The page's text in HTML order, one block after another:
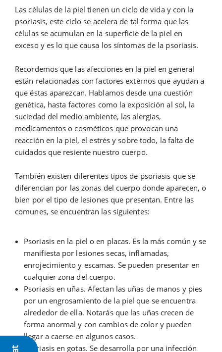
Las células de la piel tienen un ciclo de vida y con la
psoriasis, este ciclo se acelera de tal forma que las
células se acumulan en la superficie de la piel en
exceso y es lo que causa los síntomas de la psoriasis.
Recordemos que las afecciones en la piel en general
están relacionadas con factores externos que ayudan a
que éstas aparezcan. Hablamos desde una cuestión
genética, hasta factores como la exposición al sol, la
suciedad del medio ambiente, las alergias,
medicamentos o cosméticos que provocan una
reacción en la piel, el estrés y sobre todo, la falta de
cuidados que resiente nuestro cuerpo.
También existen diferentes tipos de psoriasis que se
diferencian por las zonas del cuerpo donde aparecen, o
bien por el tipo de lesiones que presentan. Entre las
comunes, se encuentran las siguientes:
Psoriasis en la piel o en placas. Es la más común y se
manifiesta por lesiones secas, inflamadas,
enrojecimiento y escamas. Se pueden presentar en
cualquier zona del cuerpo.
Psoriasis en uñas. Afectan las uñas de manos y pies
por un engrosamiento de la piel que se encuentra
alrededor de ella. Notarás que las uñas crecen de
forma anormal y con cambios de color y pueden
llegar a caerse en algunos casos.
Psoriasis en gotas. Se desarrolla por una infección